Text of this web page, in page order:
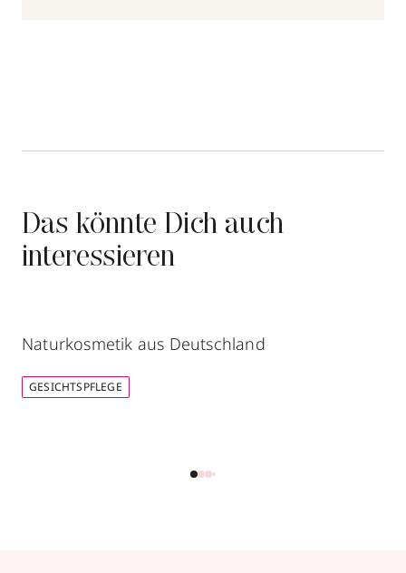
Das könnte Dich auch
interessieren
Naturkosmetik aus Deutschland
GESICHTSPFLEGE